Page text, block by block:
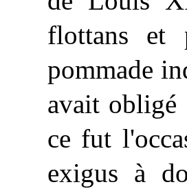
flottans et
pommade
avait obligé
ce fut
exigus à